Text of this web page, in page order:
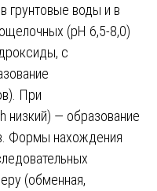
грунтовые воды и в
(pH 6,5-8,0)
с
При
низкий) — образование
Формы нахождения
(обменная,